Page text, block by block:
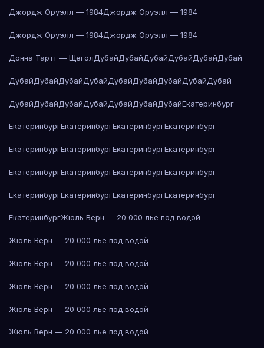
Джордж Оруэлл — 1984Джордж Оруэлл — 1984
Джордж Оруэлл — 1984Джордж Оруэлл — 1984
Донна Тартт — ЩеголДубайДубайДубайДубайДубайДубай
ДубайДубайДубайДубайДубайДубайДубайДубайДубай
ДубайДубайДубайДубайДубайДубайДубайЕкатеринбург
ЕкатеринбургЕкатеринбургЕкатеринбургЕкатеринбург
ЕкатеринбургЕкатеринбургЕкатеринбургЕкатеринбург
ЕкатеринбургЕкатеринбургЕкатеринбургЕкатеринбург
ЕкатеринбургЕкатеринбургЕкатеринбургЕкатеринбург
ЕкатеринбургЖюль Верн — 20 000 лье под водой
Жюль Верн — 20 000 лье под водой
Жюль Верн — 20 000 лье под водой
Жюль Верн — 20 000 лье под водой
Жюль Верн — 20 000 лье под водой
Жюль Верн — 20 000 лье под водой